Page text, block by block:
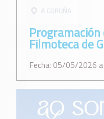
A CORUÑA
Filmoteca de
Fecha: 05/05/2026